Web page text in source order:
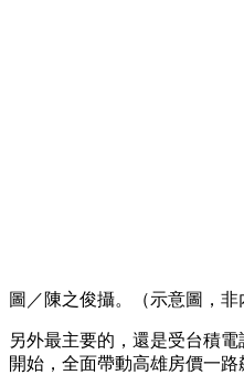
圖／陳之俊攝。（示意圖，非
另外最主要的，還是受台積
開始，全面帶動高雄房價一